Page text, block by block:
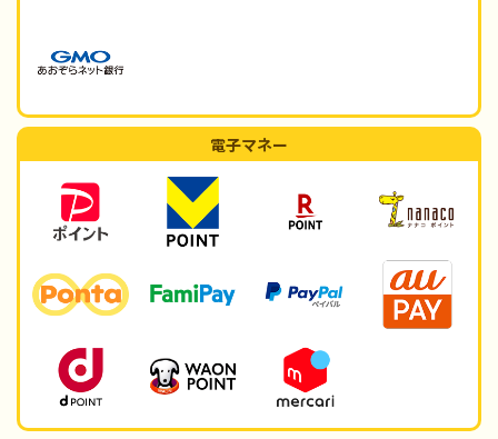
電子マネー